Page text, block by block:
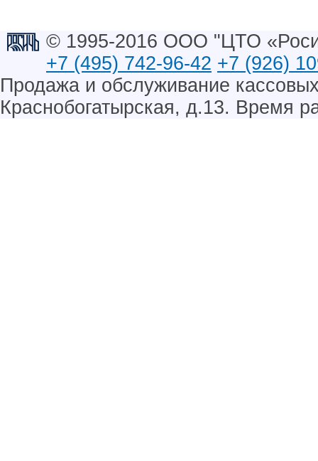
© 1995-2016 ООО "ЦТО
+7 (495) 742-96-42 +7 (926)
Продажа и обслуживание
Краснобогатырская, д.13. Время